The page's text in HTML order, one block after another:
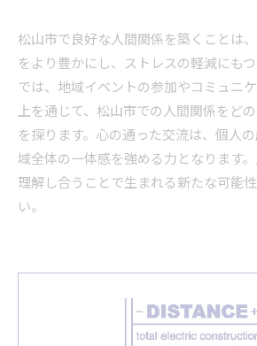
松山市で良好な人間関係を築くことは
をより豊かにし、ストレスの軽減にも
では、地域イベントの参加やコミュニ
上を通じて、松山市での人間関係をど
を探ります。心の通った交流は、個人
域全体の一体感を強める力となります
理解し合うことで生まれる新たな可能
い。